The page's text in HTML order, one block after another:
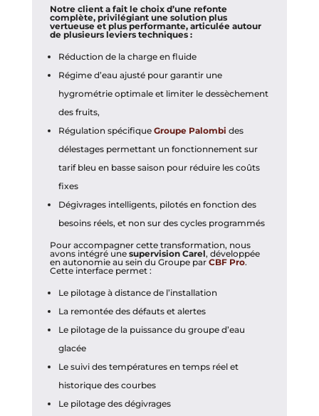
Notre client a fait le choix d’une refonte
complète, privilégiant une solution plus
vertueuse et plus performante, articulée autour
de plusieurs leviers techniques :
Réduction de la charge en fluide
Régime d’eau ajusté pour garantir une
hygrométrie optimale et limiter le dessèchement
des fruits,
Régulation spécifique Groupe Palombi des
délestages permettant un fonctionnement sur
tarif bleu en basse saison pour réduire les coûts
fixes
Dégivrages intelligents, pilotés en fonction des
besoins réels, et non sur des cycles programmés
Pour accompagner cette transformation, nous
avons intégré une supervision Carel, développée
en autonomie au sein du Groupe par CBF Pro.
Cette interface permet :
Le pilotage à distance de l’installation
La remontée des défauts et alertes
Le pilotage de la puissance du groupe d’eau
glacée
Le suivi des températures en temps réel et
historique des courbes
Le pilotage des dégivrages